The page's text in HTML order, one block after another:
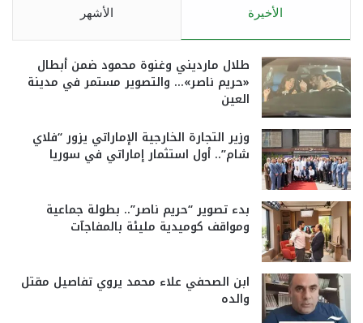
الأخيرة الأشهر
طلال مارديني وغنوة محمود ضمن أبطال
«حريم ناصر»… والتصوير مستمر في مدينة
العين
وزير التجارة الخارجية الإماراتي يزور “فلاي
شام”.. أول استثمار إماراتي في سوريا
بدء تصوير “حريم ناصر”.. بطولة جماعية
ومواقف كوميدية مليئة بالمفاجآت
ابن الصحفي علاء محمد يروي تفاصيل مقتل
والده